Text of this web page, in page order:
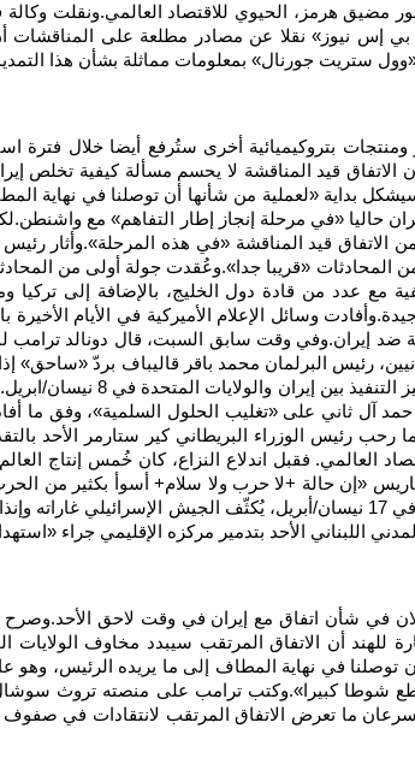
مضيق هرمز، الحيوي للاقتصاد العالمي.ونقلت
نيوز» نقلا عن مصادر مطلعة على المناقشات أن
ستريت جورنال» بمعلومات مماثلة بشأن هذا
بتروكيميائية أخرى ستُرفع أيضا خلال فترة
الاتفاق قيد المناقشة لا يحسم مسألة كيفية
بداية «لعملية من شأنها أن توصلنا في نهاية
حاليا «في مرحلة إنجاز إطار التفاهم» مع
الاتفاق قيد المناقشة «في هذه المرحلة».وأثار
عدد من قادة دول الخليج، بالإضافة إلى تركيا
وسائل الإعلام الأميركية في الأيام
ضد إيران.وفي وقت سابق السبت، قال دونالد
رئيس البرلمان محمد باقر قاليباف بردّ «ساحق»
خلّفت آلاف القتلى وهزّت
آل ثاني على «تغليب الحلول السلمية»، وفق ما
رحب رئيس الوزراء البريطاني كير ستارمر الأحد
العالمي. فقبل اندلاع النزاع، كان خُمس إنتاج
معها هاتفيا من باريس «إن حالة +لا حرب ولا سلام+
الجبهة اللبنانية، ورغم الإعلان عن وقف لإطلاق النار دخل حيز التنفيذ في
اللبناني الأحد بتدمير مركزه الإقليمي جراء
في شأن اتفاق مع إيران في وقت لاحق الأحد.وصرح
للهند أن الاتفاق المرتقب سيبدد مخاوف
توصلنا في نهاية المطاف إلى ما يريده الرئيس،
شوطا كبيرا».وكتب ترامب على منصته تروث سوشال
ما تعرض الاتفاق المرتقب لانتقادات في